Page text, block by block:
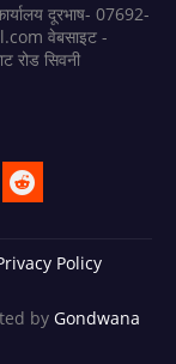
दूरभाष- 07692-
वेबसाइट -
रोड सिवनी
Policy
by Gondwana